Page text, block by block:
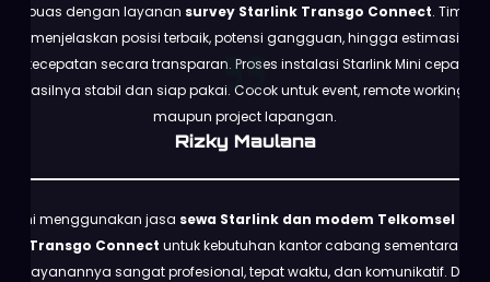
puas dengan layanan survey Starlink Transgo Connect. Tim
menjelaskan posisi terbaik, potensi gangguan, hingga estimasi
kecepatan secara transparan. Proses instalasi Starlink Mini cepat,
hasilnya stabil dan siap pakai. Cocok untuk event, remote working,
maupun project lapangan.
Rizky Maulana
Kami menggunakan jasa sewa Starlink dan modem Telkomsel dari
Transgo Connect untuk kebutuhan kantor cabang sementara.
Pelayanannya sangat profesional, tepat waktu, dan komunikatif. Dari